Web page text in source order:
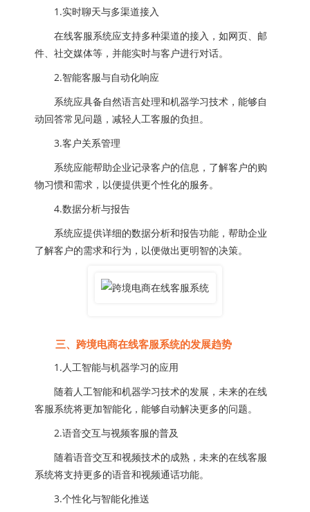
1.实时聊天与多渠道接入
在线客服系统应支持多种渠道的接入，如网页、邮
件、社交媒体等，并能实时与客户进行对话。
2.智能客服与自动化响应
系统应具备自然语言处理和机器学习技术，能够自
动回答常见问题，减轻人工客服的负担。
3.客户关系管理
系统应能帮助企业记录客户的信息，了解客户的购
物习惯和需求，以便提供更个性化的服务。
4.数据分析与报告
系统应提供详细的数据分析和报告功能，帮助企业
了解客户的需求和行为，以便做出更明智的决策。
三、跨境电商在线客服系统的发展趋势
1.人工智能与机器学习的应用
随着人工智能和机器学习技术的发展，未来的在线
客服系统将更加智能化，能够自动解决更多的问题。
2.语音交互与视频客服的普及
随着语音交互和视频技术的成熟，未来的在线客服
系统将支持更多的语音和视频通话功能。
3.个性化与智能化推送